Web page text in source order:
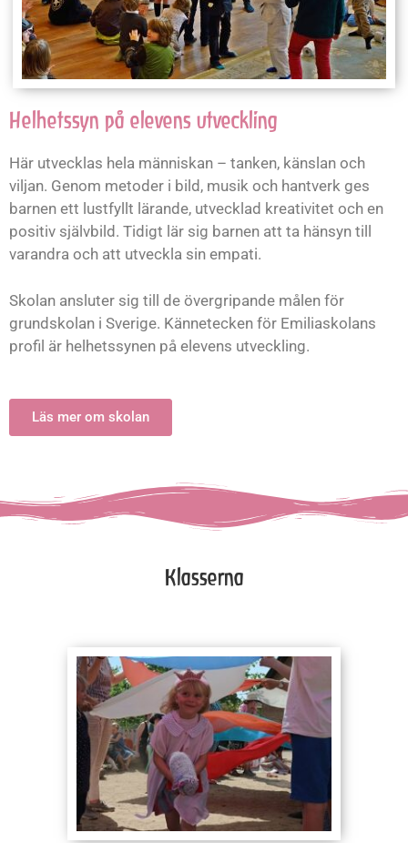
Helhetssyn på elevens utveckling
Här utvecklas hela människan – tanken, känslan och
viljan. Genom metoder i bild, musik och hantverk ges
barnen ett lustfyllt lärande, utvecklad kreativitet och en
positiv självbild. Tidigt lär sig barnen att ta hänsyn till
varandra och att utveckla sin empati.
Skolan ansluter sig till de övergripande målen för
grundskolan i Sverige. Kännetecken för Emiliaskolans
profil är helhetssynen på elevens utveckling.
Läs mer om skolan
Klasserna